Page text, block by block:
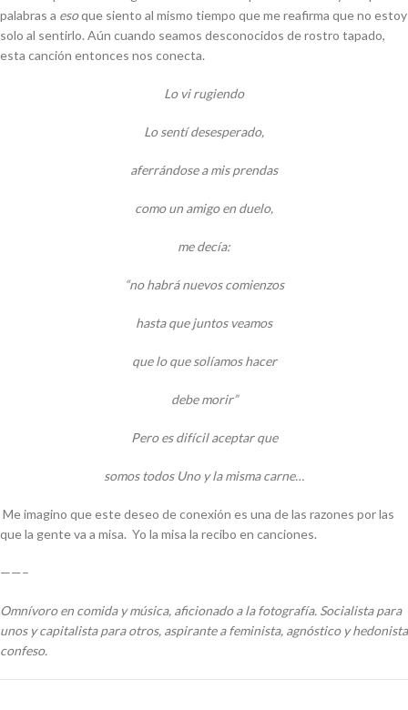
palabras a esoque siento al mismo tiempo que me reafirma que no estoy
solo al sentirlo. Aún cuando seamos desconocidos de rostro tapado,
esta canción entonces nos conecta.
Lo vi rugiendo
Lo sentí desesperado,
aferrándose a mis prendas
como un amigo en duelo,
me decía:
“no habrá nuevos comienzos
hasta que juntos veamos
que lo que solíamos hacer
debe morir”
Pero es difícil aceptar que
somos todos Uno y la misma carne…
Me imagino que este deseo de conexión es una de las razones por las
que la gente va a misa. Yo la misa la recibo en canciones.
——–
Omnívoro en comida y música, aficionado a la fotografía. Socialista para
unos y capitalista para otros, aspirante a feminista, agnóstico y hedonista
confeso.